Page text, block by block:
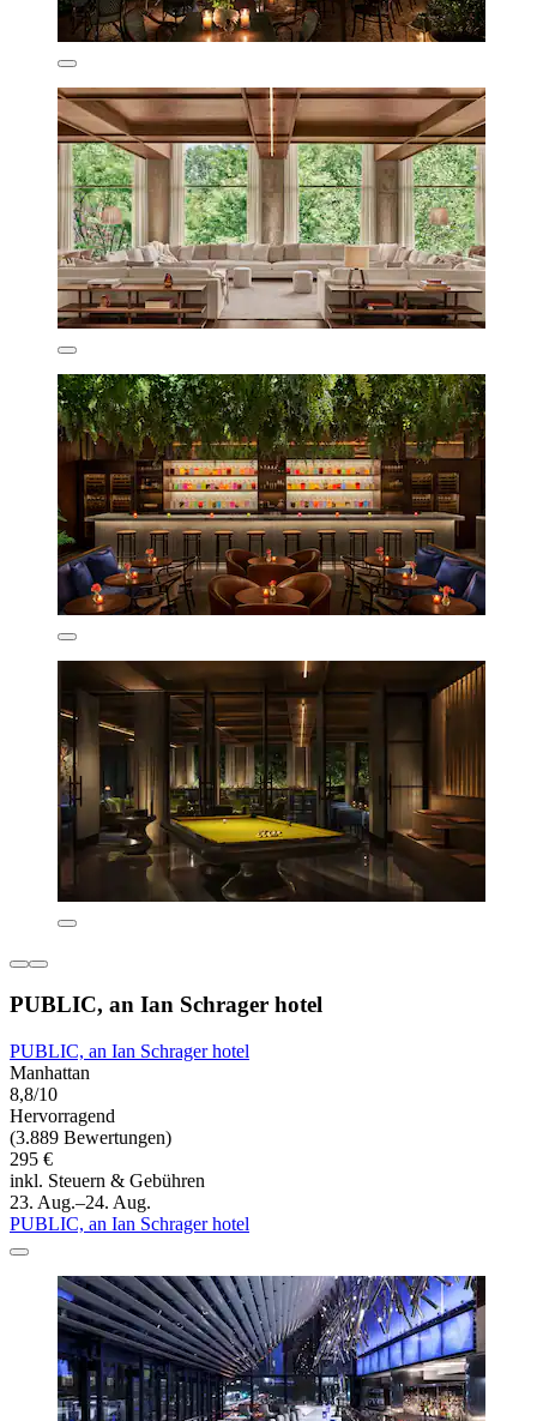
PUBLIC, an Ian Schrager hotel
PUBLIC, an Ian Schrager hotel
Manhattan
8,8/10
Hervorragend
(3.889 Bewertungen)
295 €
inkl. Steuern & Gebühren
23. Aug.–24. Aug.
PUBLIC, an Ian Schrager hotel